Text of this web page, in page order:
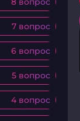
7 вопрос
7 вопрос
6 вопрос
6 вопрос
5 вопрос
5 вопрос
4 вопрос
4 вопрос